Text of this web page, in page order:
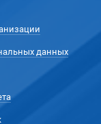
данных